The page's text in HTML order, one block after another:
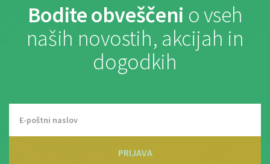
Bodite obveščeni o vseh
naših novostih, akcijah in
dogodkih
PRIJAVA